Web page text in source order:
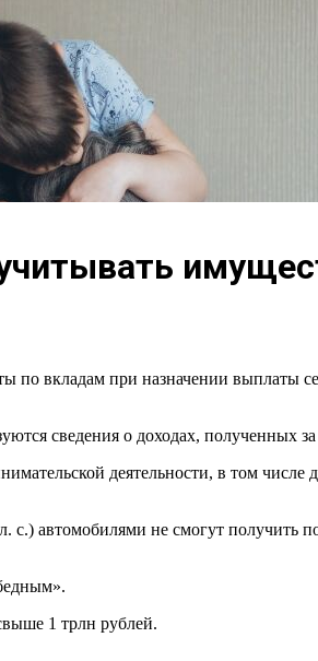
вкладам при назначении выплаты
сведения о доходах, полученных
деятельности, в том
автомобилями не смогут получить
1 трлн рублей.